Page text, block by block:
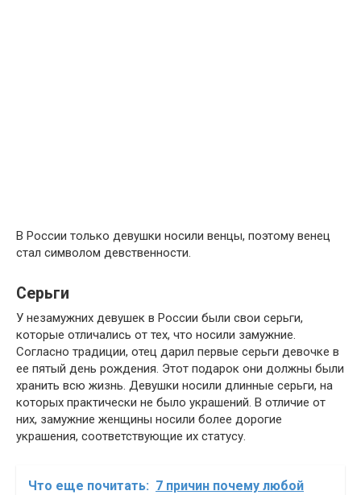
В России только девушки носили венцы, поэтому венец
стал символом девственности.
Серьги
У незамужних девушек в России были свои серьги,
которые отличались от тех, что носили замужние.
Согласно традиции, отец дарил первые серьги девочке в
ее пятый день рождения. Этот подарок они должны были
хранить всю жизнь. Девушки носили длинные серьги, на
которых практически не было украшений. В отличие от
них, замужние женщины носили более дорогие
украшения, соответствующие их статусу.
Что еще почитать: 7 причин почему любой